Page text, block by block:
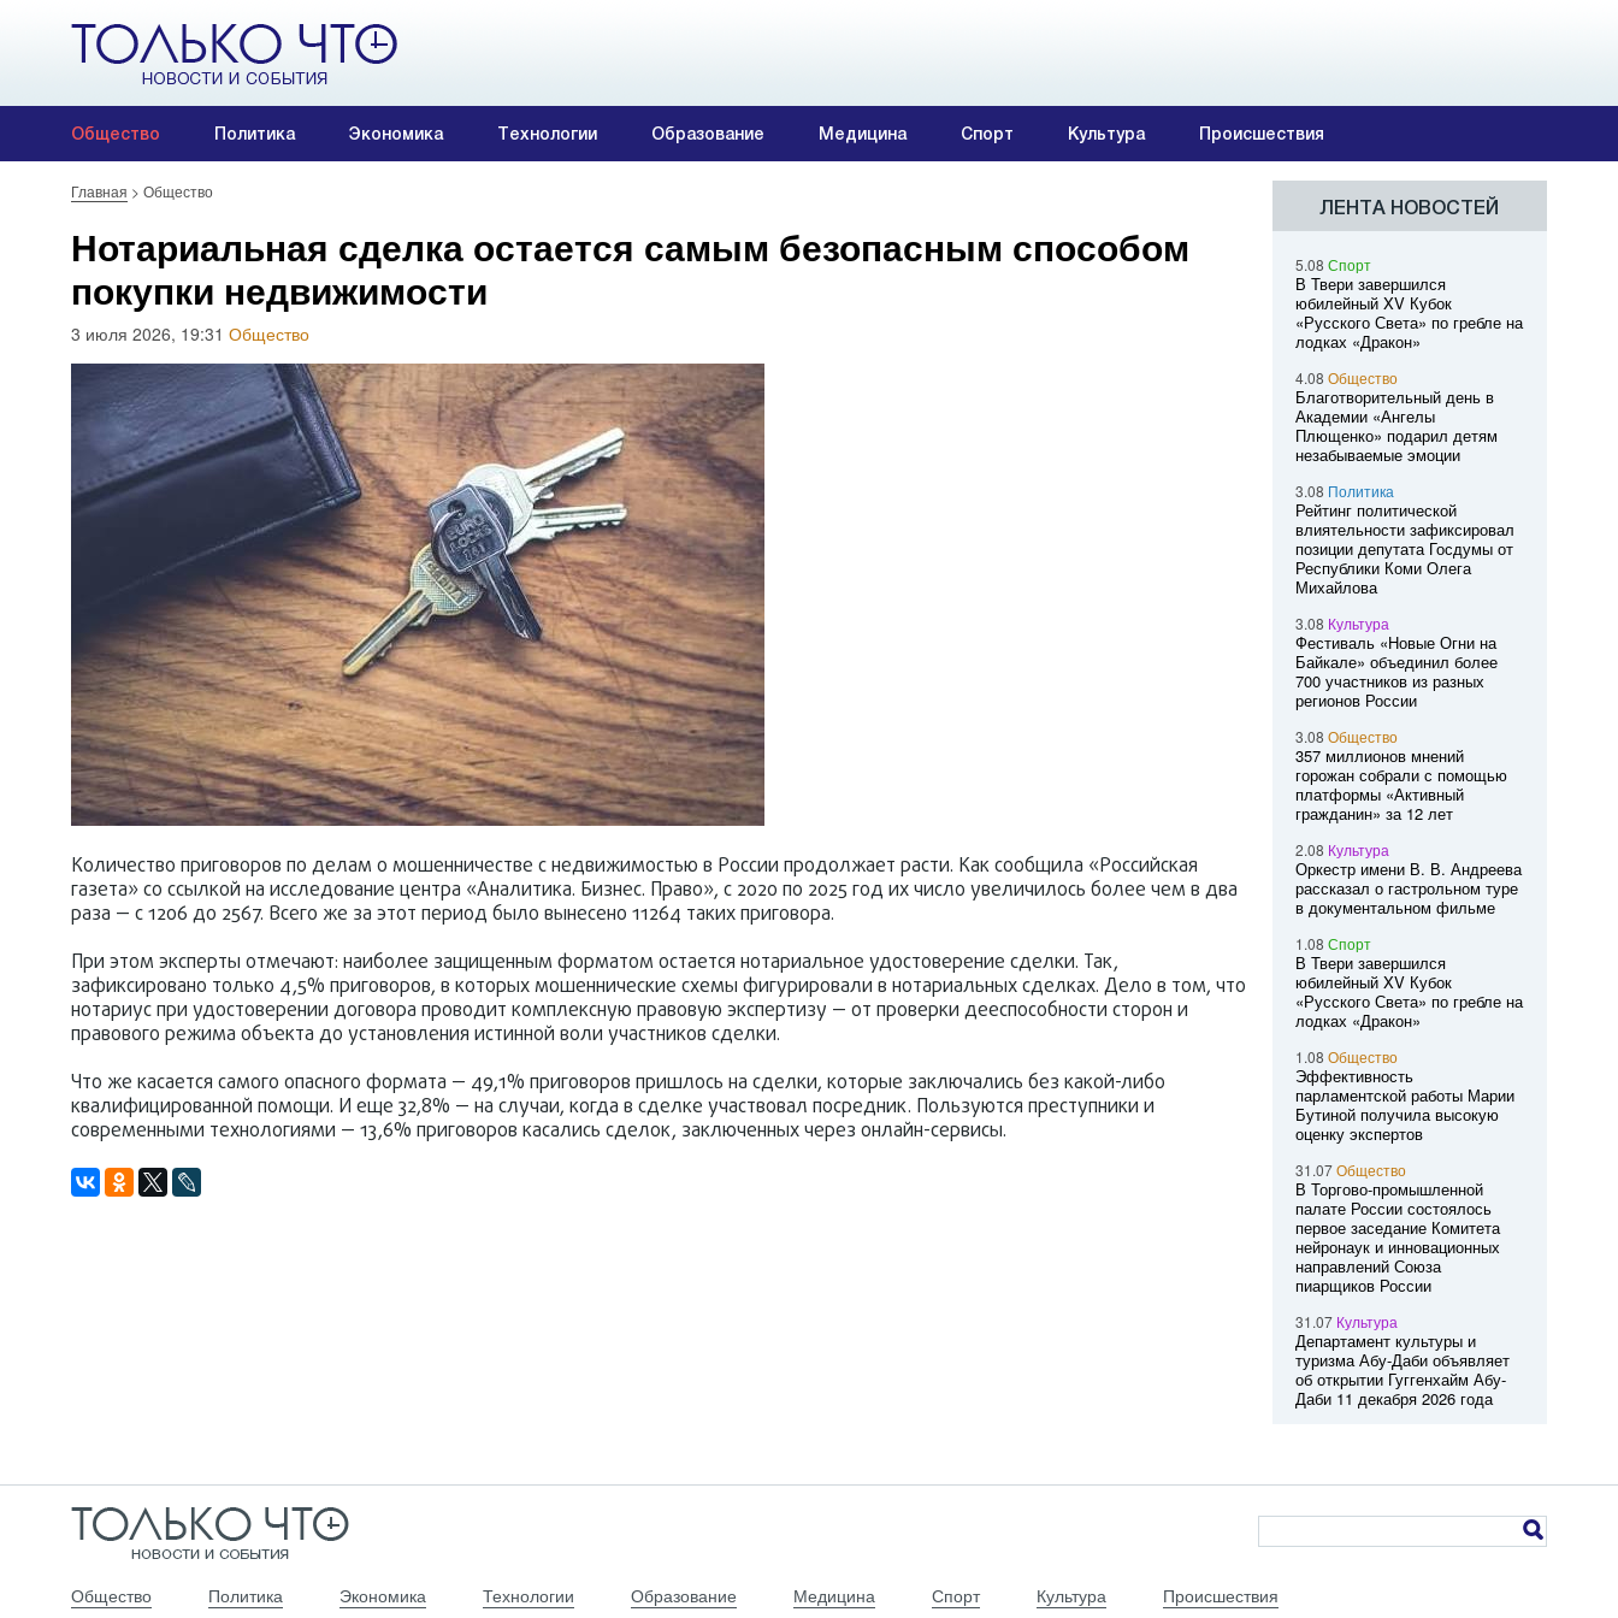
Общество Политика Экономика Технологии Образование Медицина Спорт Культура Происшествия
Главная > Общество
Нотариальная сделка остается самым безопасным способом
покупки недвижимости
3 июля 2026, 19:31 Общество
Количество приговоров по делам о мошенничестве с недвижимостью в России продолжает расти. Как сообщила «Российская
газета» со ссылкой на исследование центра «Аналитика. Бизнес. Право», с 2020 по 2025 год их число увеличилось более чем в два
раза — с 1206 до 2567. Всего же за этот период было вынесено 11264 таких приговора.
При этом эксперты отмечают: наиболее защищенным форматом остается нотариальное удостоверение сделки. Так,
зафиксировано только 4,5% приговоров, в которых мошеннические схемы фигурировали в нотариальных сделках. Дело в том, что
нотариус при удостоверении договора проводит комплексную правовую экспертизу — от проверки дееспособности сторон и
правового режима объекта до установления истинной воли участников сделки.
Что же касается самого опасного формата — 49,1% приговоров пришлось на сделки, которые заключались без какой-либо
квалифицированной помощи. И еще 32,8% — на случаи, когда в сделке участвовал посредник. Пользуются преступники и
современными технологиями — 13,6% приговоров касались сделок, заключенных через онлайн-сервисы.
ЛЕНТА НОВОСТЕЙ
5.08 Спорт
В Твери завершился
юбилейный XV Кубок
«Русского Света» по гребле на
лодках «Дракон»
4.08 Общество
Благотворительный день в
Академии «Ангелы
Плющенко» подарил детям
незабываемые эмоции
3.08 Политика
Рейтинг политической
влиятельности зафиксировал
позиции депутата Госдумы от
Республики Коми Олега
Михайлова
3.08 Культура
Фестиваль «Новые Огни на
Байкале» объединил более
700 участников из разных
регионов России
3.08 Общество
357 миллионов мнений
горожан собрали с помощью
платформы «Активный
гражданин» за 12 лет
2.08 Культура
Оркестр имени В. В. Андреева
рассказал о гастрольном туре
в документальном фильме
1.08 Спорт
В Твери завершился
юбилейный XV Кубок
«Русского Света» по гребле на
лодках «Дракон»
1.08 Общество
Эффективность
парламентской работы Марии
Бутиной получила высокую
оценку экспертов
31.07Общество
В Торгово-промышленной
палате России состоялось
первое заседание Комитета
нейронаук и инновационных
направлений Союза
пиарщиков России
31.07 Культура
Департамент культуры и
туризма Абу-Даби объявляет
об открытии Гуггенхайм Абу-
Даби 11 декабря 2026 года
Общество Политика Экономика Технологии Образование Медицина Спорт Культура Происшествия